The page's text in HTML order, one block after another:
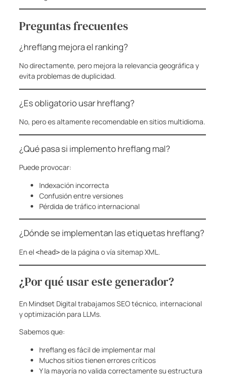
Preguntas frecuentes
¿hreflang mejora el ranking?
No directamente, pero mejora la relevancia geográfica y
evita problemas de duplicidad.
¿Es obligatorio usar hreflang?
No, pero es altamente recomendable en sitios multidioma.
¿Qué pasa si implemento hreflang mal?
Puede provocar:
Indexación incorrecta
Confusión entre versiones
Pérdida de tráfico internacional
¿Dónde se implementan las etiquetas hreflang?
En el<head>de la página o vía sitemap XML.
¿Por qué usar este generador?
En Mindset Digital trabajamos SEO técnico, internacional
y optimización para LLMs.
Sabemos que:
hreflang es fácil de implementar mal
Muchos sitios tienen errores críticos
Y la mayoría no valida correctamente su estructura